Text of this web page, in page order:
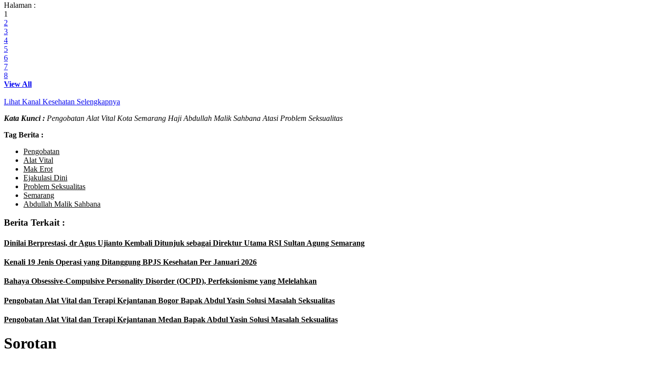
Halaman :
1
2
3
4
5
6
7
8
View All
Lihat Kanal Kesehatan Selengkapnya
Kata Kunci : Pengobatan Alat Vital Kota Semarang Haji Abdullah Malik Sahbana Atasi Problem Seksualitas
Tag Berita :
Pengobatan
Alat Vital
Mak Erot
Ejakulasi Dini
Problem Seksualitas
Semarang
Abdullah Malik Sahbana
Berita Terkait :
Dinilai Berprestasi, dr Agus Ujianto Kembali Ditunjuk sebagai Direktur Utama RSI Sultan Agung Semarang
Kenali 19 Jenis Operasi yang Ditanggung BPJS Kesehatan Per Januari 2026
Bahaya Obsessive-Compulsive Personality Disorder (OCPD), Perfeksionisme yang Melelahkan
Pengobatan Alat Vital dan Terapi Kejantanan Bogor Bapak Abdul Yasin Solusi Masalah Seksualitas
Pengobatan Alat Vital dan Terapi Kejantanan Medan Bapak Abdul Yasin Solusi Masalah Seksualitas
Sorotan